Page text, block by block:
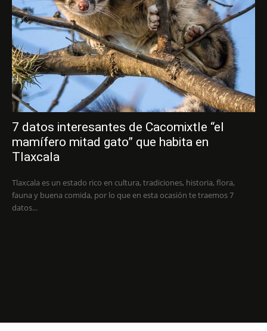
7 datos interesantes de Cacomixtle “el
mamífero mitad gato” que habita en
Tlaxcala
Tlaxcala es un estado rico en cultura, tradiciones, historia, flora,
fauna y buena comida, por lo que en esta ocasión te traemos 7
datos...